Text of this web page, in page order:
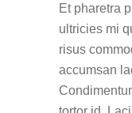
Et pharetra
ultricies mi
risus
accumsan